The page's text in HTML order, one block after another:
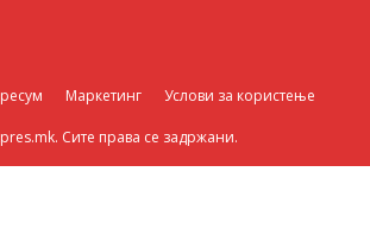
Маркетинг Услови за користење
Сите права се задржани.